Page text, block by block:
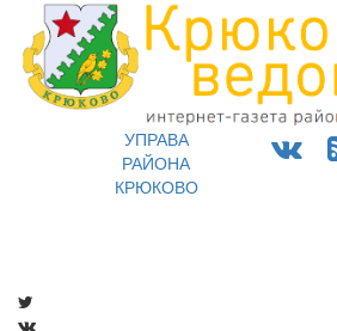
УПРАВА
РАЙОНА
КРЮКОВО